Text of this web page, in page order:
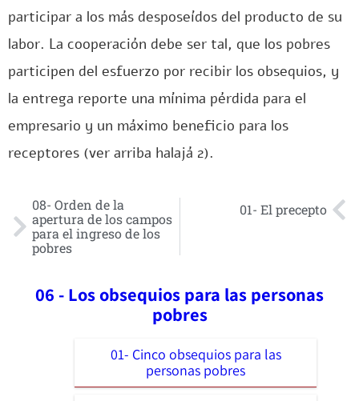
participar a los más desposeídos del producto de su
labor. La cooperación debe ser tal, que los pobres
participen del esfuerzo por recibir los obsequios, y
la entrega reporte una mínima pérdida para el
empresario y un máximo beneficio para los
receptores (ver arriba halajá 2).
08- Orden de la
apertura de los campos
para el ingreso de los
pobres
01- El precepto
06 - Los obsequios para las personas
pobres
01- Cinco obsequios para las
personas pobres